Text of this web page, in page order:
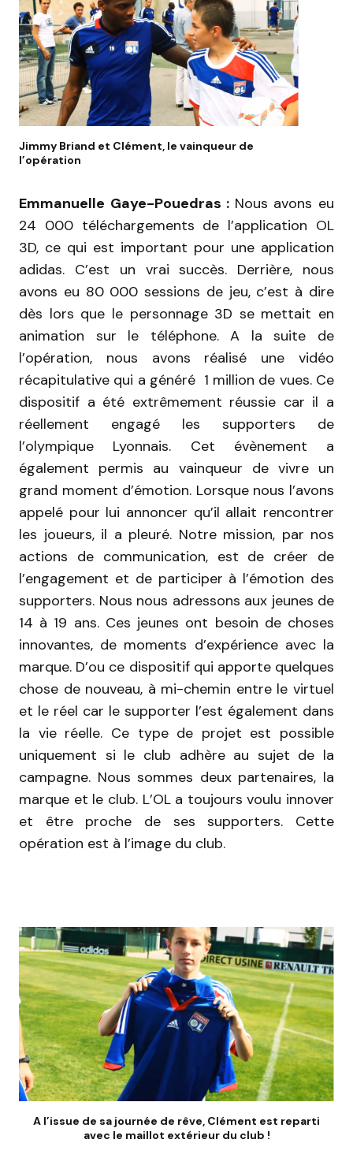
Jimmy Briand et Clément, le vainqueur de
l’opération
Emmanuelle Gaye-Pouedras : Nous avons eu
24 000 téléchargements de l’application OL
3D, ce qui est important pour une application
adidas. C’est un vrai succès. Derrière, nous
avons eu 80 000 sessions de jeu, c’est à dire
dès lors que le personnage 3D se mettait en
animation sur le téléphone. A la suite de
l’opération, nous avons réalisé une vidéo
récapitulative qui a généré 1 million de vues. Ce
dispositif a été extrêmement réussie car il a
réellement engagé les supporters de
l’olympique Lyonnais. Cet évènement a
également permis au vainqueur de vivre un
grand moment d’émotion. Lorsque nous l’avons
appelé pour lui annoncer qu’il allait rencontrer
les joueurs, il a pleuré. Notre mission, par nos
actions de communication, est de créer de
l’engagement et de participer à l’émotion des
supporters. Nous nous adressons aux jeunes de
14 à 19 ans. Ces jeunes ont besoin de choses
innovantes, de moments d’expérience avec la
marque. D’ou ce dispositif qui apporte quelques
chose de nouveau, à mi-chemin entre le virtuel
et le réel car le supporter l’est également dans
la vie réelle. Ce type de projet est possible
uniquement si le club adhère au sujet de la
campagne. Nous sommes deux partenaires, la
marque et le club. L’OL a toujours voulu innover
et être proche de ses supporters. Cette
opération est à l’image du club.
A l’issue de sa journée de rêve, Clément est reparti
avec le maillot extérieur du club !